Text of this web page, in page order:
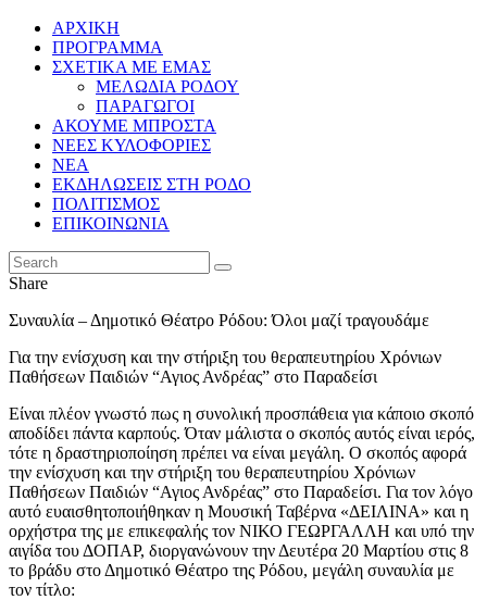
ΑΡΧΙΚΗ
ΠΡΟΓΡΑΜΜΑ
ΣΧΕΤΙΚΑ ΜΕ ΕΜΑΣ
ΜΕΛΩΔΙΑ ΡΟΔΟΥ
ΠΑΡΑΓΩΓΟΙ
ΑΚΟΥΜΕ ΜΠΡΟΣΤΑ
ΝΕΕΣ ΚΥΛΟΦΟΡΙΕΣ
ΝΕΑ
ΕΚΔΗΛΩΣΕΙΣ ΣΤΗ ΡΟΔΟ
ΠΟΛΙΤΙΣΜΟΣ
ΕΠΙΚΟΙΝΩΝΙΑ
Share
Συναυλία – Δημοτικό Θέατρο Ρόδου: Όλοι μαζί τραγουδάμε
Για την ενίσχυση και την στήριξη του θεραπευτηρίου Χρόνιων
Παθήσεων Παιδιών “Αγιος Ανδρέας” στο Παραδείσι
Είναι πλέον γνωστό πως η συνολική προσπάθεια για κάποιο σκοπό
αποδίδει πάντα καρπούς. Όταν μάλιστα ο σκοπός αυτός είναι ιερός,
τότε η δραστηριοποίηση πρέπει να είναι μεγάλη. Ο σκοπός αφορά
την ενίσχυση και την στήριξη του θεραπευτηρίου Χρόνιων
Παθήσεων Παιδιών “Αγιος Ανδρέας” στο Παραδείσι. Για τον λόγο
αυτό ευαισθητοποιήθηκαν η Μουσική Ταβέρνα «ΔΕΙΛΙΝΑ» και η
ορχήστρα της με επικεφαλής τον ΝΙΚΟ ΓΕΩΡΓΑΛΛΗ και υπό την
αιγίδα του ΔΟΠΑΡ, διοργανώνουν την Δευτέρα 20 Μαρτίου στις 8
το βράδυ στο Δημοτικό Θέατρο της Ρόδου, μεγάλη συναυλία με
τον τίτλο: